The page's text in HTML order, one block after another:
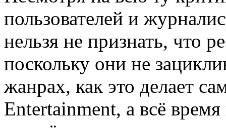
пользователей и
нельзя не признать, что
поскольку они не
жанрах, как это делает
Entertainment, а всё